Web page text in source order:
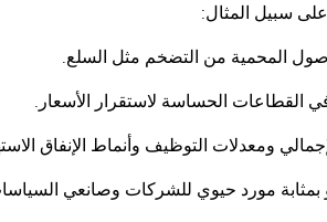
سبيل المثال:
المحمية من التضخم مثل السلع.
القطاعات الحساسة لاستقرار الأسعار.
ومعدلات التوظيف وأنماط الإنفاق
بمثابة مورد حيوي للشركات وصانعي